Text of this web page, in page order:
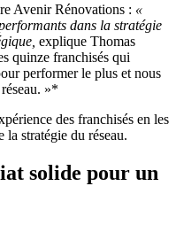
Avenir Rénovations : «
dans la stratégie
explique Thomas
quinze franchisés qui
performer le plus et nous
»*
des franchisés en les
stratégie du réseau.
solide pour un